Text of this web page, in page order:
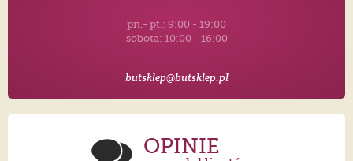
pn.- pt.: 9:00 - 19:00
sobota: 10:00 - 16:00
butsklep@butsklep.pl
OPINIE